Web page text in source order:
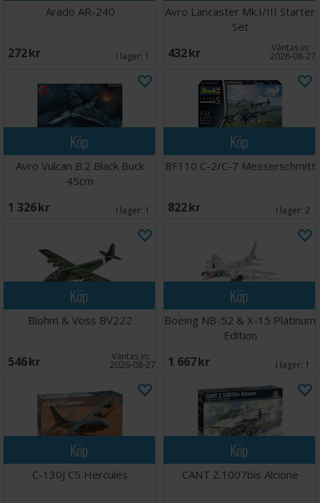
Arado AR-240
272 SEK I lager: 1
Avro Lancaster Mk.I/III Starter
Set
432 SEK Väntas in:
2026-08-27
Köp
Avro Vulcan B.2 Black Buck
45cm
1 326 SEK I lager: 1
Köp
BF110 C-2/C-7 Messerschmitt
822 SEK I lager: 2
Köp
Blohm & Voss BV222
546 SEK Väntas in:
2026-08-27
Köp
Boeing NB-52 & X-15 Platinum
Edition
1 667 SEK I lager: 1
Köp
C-130J C5 Hercules
Köp
CANT Z.1007bis Alcione